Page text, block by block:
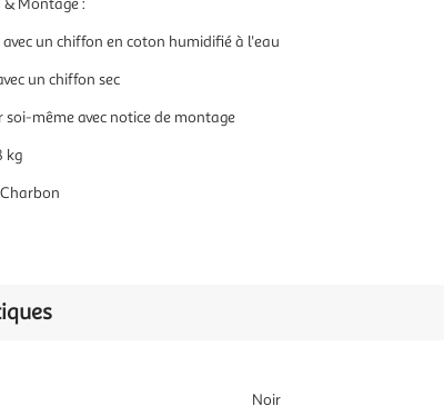
& Montage:
avec un chiffon en coton humidifié à l'eau
un chiffon sec
soi-même avec notice de montage
kg
Noir